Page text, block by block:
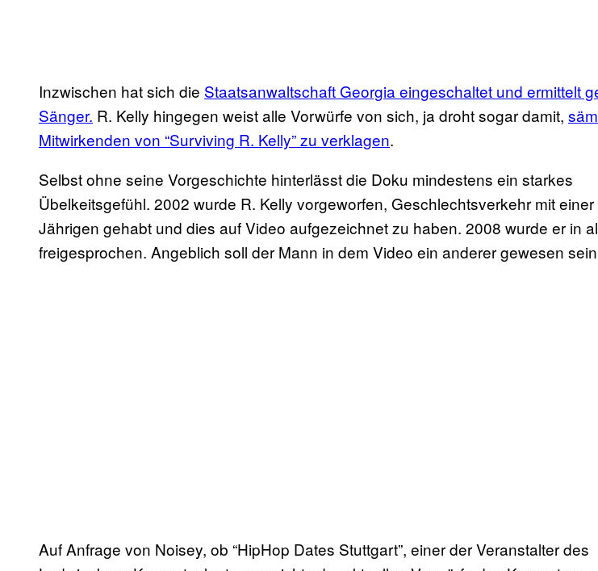
Inzwischen hat sich die Staatsanwaltschaft Georgia eingeschaltet und ermittelt
Sänger. R. Kelly hingegen weist alle Vorwürfe von sich, ja droht sogar damit,
Mitwirkenden von “Surviving R. Kelly” zu verklagen.
Selbst ohne seine Vorgeschichte hinterlässt die Doku mindestens ein starkes
Übelkeitsgefühl. 2002 wurde R. Kelly vorgeworfen, Geschlechtsverkehr mit
Jährigen gehabt und dies auf Video aufgezeichnet zu haben. 2008 wurde er in
freigesprochen. Angeblich soll der Mann in dem Video ein anderer gewesen
Auf Anfrage von Noisey, ob “HipHop Dates Stuttgart”, einer der Veranstalter des